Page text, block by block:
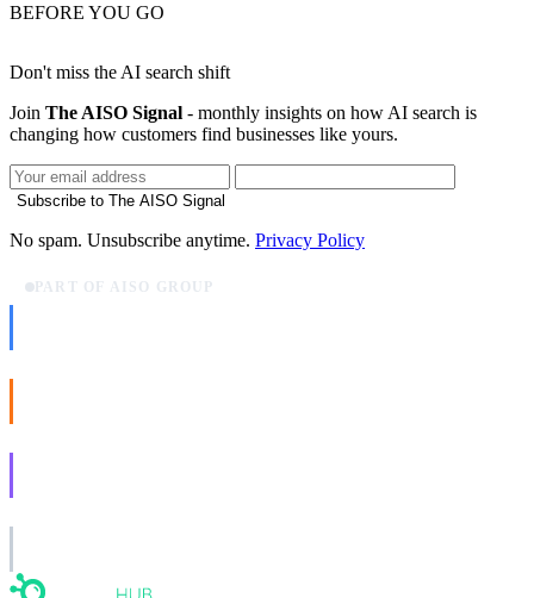
BEFORE YOU GO
Don't miss the AI search shift
Join The AISO Signal - monthly insights on how AI search is
changing how customers find businesses like yours.
Subscribe to The AISO Signal
No spam. Unsubscribe anytime. Privacy Policy
PART OF AISO GROUP